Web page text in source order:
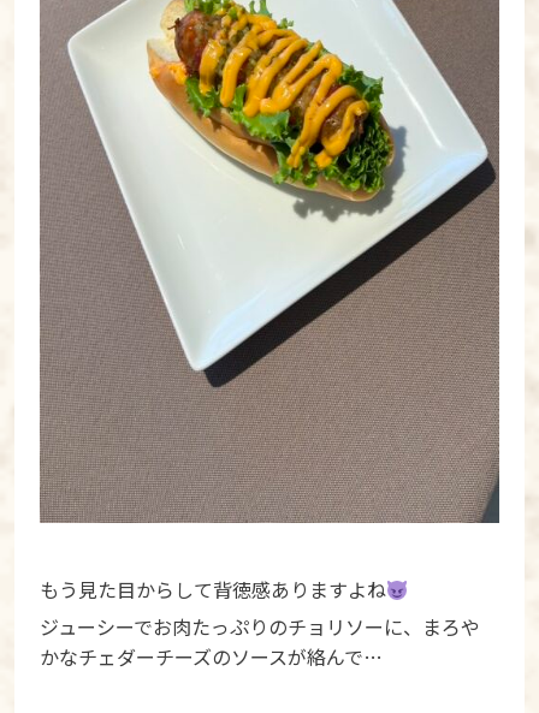
もう見た目からして背徳感ありますよね
ジューシーでお肉たっぷりのチョリソーに、まろや
かなチェダーチーズのソースが絡んで…